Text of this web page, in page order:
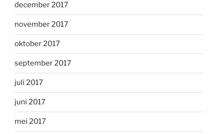
december 2017
november 2017
oktober 2017
september 2017
juli 2017
juni 2017
mei 2017